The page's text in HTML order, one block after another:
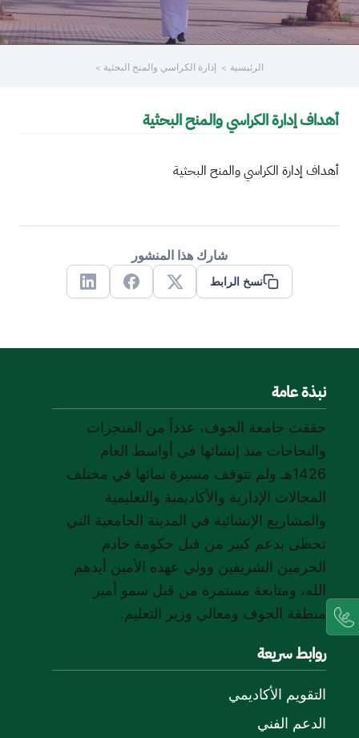
+
/".
navigate
الرئيسية إدارة الكراسي والمنح البحثية
أهداف إدارة الكراسي والمنح البحثية
أهداف إدارة الكراسي والمنح البحثية
شارك هذا المنشور
نسخ الرابط
X
Facebook
Linkedin
نبذة عامة
حققت جامعة الجوف، عدداً من المنجزات
والنجاحات منذ إنشائها في أواسط العام
1426هـ ولم تتوقف مسيرة نمائها في مختلف
المجالات الإدارية والأكاديمية والتعليمية
والمشاريع الإنشائية في المدينة الجامعية التي
تحظى بدعم كبير من قبل حكومة خادم
الحرمين الشريفين وولي عهده الأمين أيدهم
الله، ومتابعة مستمرة من قبل سمو أمير
منطقة الجوف ومعالي وزير التعليم.
روابط سريعة
التقويم الأكاديمي
الدعم الفني